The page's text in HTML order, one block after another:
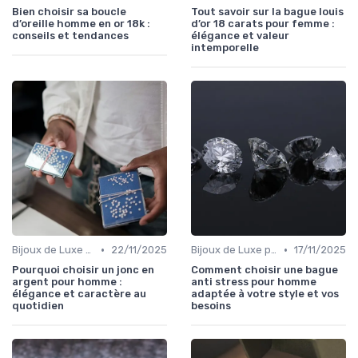
Bien choisir sa boucle
d’oreille homme en or 18k :
conseils et tendances
Tout savoir sur la bague louis
d’or 18 carats pour femme :
élégance et valeur
intemporelle
Bijoux de Luxe pour Hommes •
22/11/2025
Pourquoi choisir un jonc en
argent pour homme :
élégance et caractère au
quotidien
Bijoux de Luxe pour Hommes • 17/11/2025
Comment choisir une bague
anti stress pour homme
adaptée à votre style et vos
besoins